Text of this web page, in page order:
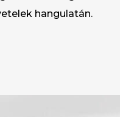
hangulatán.